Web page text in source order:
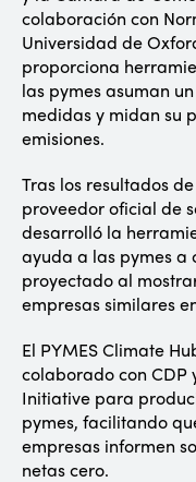
colaboración con
Universidad de
proporciona
las pymes asuman
medidas y midan su
emisiones.
Tras los resultados
proveedor oficial de
desarrolló la
ayuda a las pymes a
proyectado al
empresas similares
El PYMES Climate
colaborado con CDP
Initiative para
pymes, facilitando
empresas informen
netas cero.